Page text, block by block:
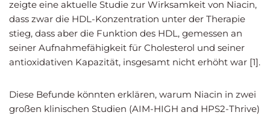
zeigte eine aktuelle Studie zur Wirksamkeit von Niacin,
dass zwar die HDL-Konzentration unter der Therapie
stieg, dass aber die Funktion des HDL, gemessen an
seiner Aufnahmefähigkeit für Cholesterol und seiner
antioxidativen Kapazität, insgesamt nicht erhöht war [1].
Diese Befunde könnten erklären, warum Niacin in zwei
großen klinischen Studien (AIM-HIGH and HPS2-Thrive)